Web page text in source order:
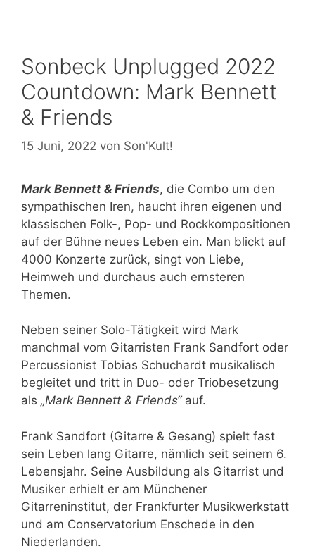
Sonbeck Unplugged 2022
Countdown: Mark Bennett
& Friends
15 Juni, 2022 von Son'Kult!
Mark Bennett & Friends, die Combo um den
sympathischen Iren, haucht ihren eigenen und
klassischen Folk-, Pop- und Rockkompositionen
auf der Bühne neues Leben ein. Man blickt auf
4000 Konzerte zurück, singt von Liebe,
Heimweh und durchaus auch ernsteren
Themen.
Neben seiner Solo-Tätigkeit wird Mark
manchmal vom Gitarristen Frank Sandfort oder
Percussionist Tobias Schuchardt musikalisch
begleitet und tritt in Duo- oder Triobesetzung
als „Mark Bennett & Friends“auf.
Frank Sandfort (Gitarre & Gesang) spielt fast
sein Leben lang Gitarre, nämlich seit seinem 6.
Lebensjahr. Seine Ausbildung als Gitarrist und
Musiker erhielt er am Münchener
Gitarreninstitut, der Frankfurter Musikwerkstatt
und am Conservatorium Enschede in den
Niederlanden.